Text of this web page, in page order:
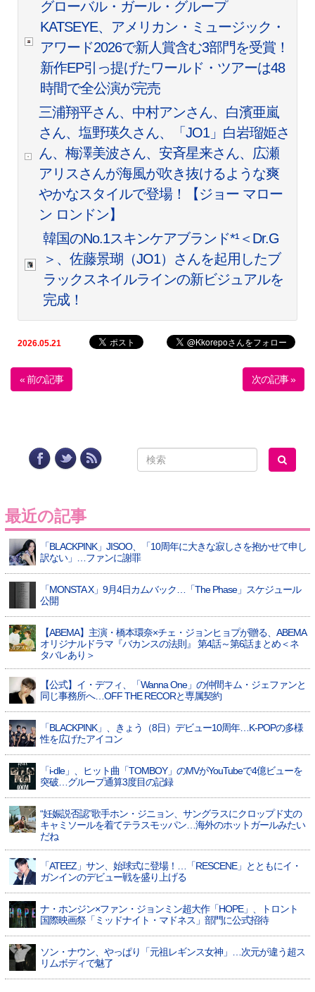
グローバル・ガール・グループ
KATSEYE、アメリカン・ミュージック・
アワード2026で新人賞含む3部門を受賞！
新作EP引っ提げたワールド・ツアーは48
時間で全公演が完売
三浦翔平さん、中村アンさん、白濱亜嵐
さん、塩野瑛久さん、「JO1」白岩瑠姫さ
ん、梅澤美波さん、安斉星来さん、広瀬
アリスさんが海風が吹き抜けるような爽
やかなスタイルで登場！【ジョー マロー
ン ロンドン】
韓国のNo.1スキンケアブランド*¹＜Dr.G
＞、佐藤景瑚（JO1）さんを起用したブ
ラックスネイルラインの新ビジュアルを
完成！
2026.05.21
« 前の記事 次の記事 »
最近の記事
「BLACKPINK」JISOO、「10周年に大きな寂しさを抱かせて申し
訳ない」…ファンに謝罪
「MONSTA X」9月4日カムバック…「The Phase」スケジュール
公開
【ABEMA】主演・橋本環奈×チェ・ジョンヒョプが贈る、ABEMA
オリジナルドラマ『バカンスの法則』 第4話～第6話まとめ＜ネ
タバレあり＞
【公式】イ・デフィ、「Wanna One」の仲間キム・ジェファンと
同じ事務所へ…OFF THE RECORと専属契約
「BLACKPINK」、きょう（8日）デビュー10周年…K-POPの多様
性を広げたアイコン
「i-dle」、ヒット曲「TOMBOY」のMVがYouTubeで4億ビューを
突破…グループ通算3度目の記録
“妊娠説否認”歌手ホン・ジニョン、サングラスにクロップド丈の
キャミソールを着てテラスモッパン…海外のホットガールみたい
だね
「ATEEZ」サン、始球式に登場！…「RESCENE」とともにイ・
ガンインのデビュー戦を盛り上げる
ナ・ホンジン×ファン・ジョンミン超大作「HOPE」、トロント
国際映画祭「ミッドナイト・マドネス」部門に公式招待
ソン・ナウン、やっぱり「元祖レギンス女神」…次元が違う超ス
リムボディで魅了